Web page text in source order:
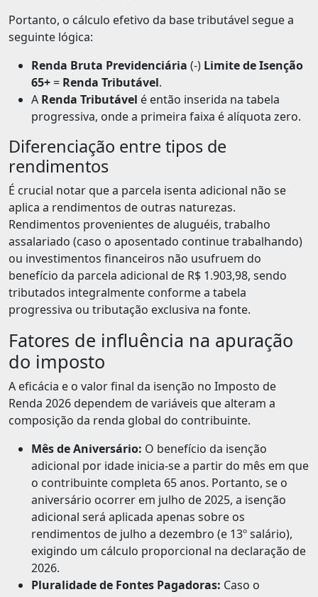
Portanto, o cálculo efetivo da base tributável segue a
seguinte lógica:
Renda Bruta Previdenciária (-) Limite de Isenção
65+= Renda Tributável.
A Renda Tributável é então inserida na tabela
progressiva, onde a primeira faixa é alíquota zero.
Diferenciação entre tipos de
rendimentos
É crucial notar que a parcela isenta adicional não se
aplica a rendimentos de outras naturezas.
Rendimentos provenientes de aluguéis, trabalho
assalariado (caso o aposentado continue trabalhando)
ou investimentos financeiros não usufruem do
benefício da parcela adicional de R$ 1.903,98, sendo
tributados integralmente conforme a tabela
progressiva ou tributação exclusiva na fonte.
Fatores de influência na apuração
do imposto
A eficácia e o valor final da isenção no Imposto de
Renda 2026 dependem de variáveis que alteram a
composição da renda global do contribuinte.
Mês de Aniversário: O benefício da isenção
adicional por idade inicia-se a partir do mês em que
o contribuinte completa 65 anos. Portanto, se o
aniversário ocorrer em julho de 2025, a isenção
adicional será aplicada apenas sobre os
rendimentos de julho a dezembro (e 13º salário),
exigindo um cálculo proporcional na declaração de
2026.
Pluralidade de Fontes Pagadoras: Caso o